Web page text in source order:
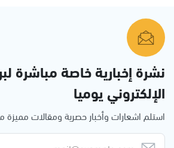
نشرة إخبارية خاصة مباشرة
الإلكتروني يوميا
استلم اشعارات وأخبار حصرية ومقالات